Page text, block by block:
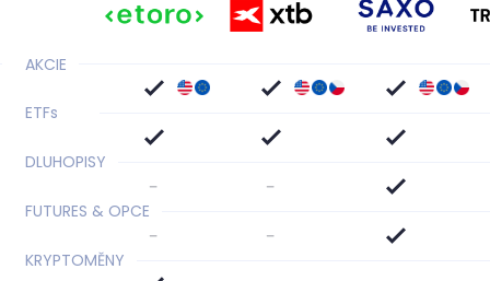
AKCIE
ETFs
DLUHOPISY
- -
FUTURES & OPCE
- -
KRYPTOMĚNY